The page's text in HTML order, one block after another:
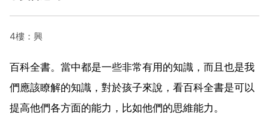
4樓：興
百科全書。當中都是一些非常有用的知識，而且也是我
們應該瞭解的知識，對於孩子來說，看百科全書是可以
提高他們各方面的能力，比如他們的思維能力。